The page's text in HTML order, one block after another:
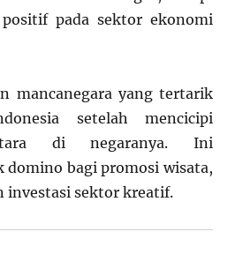
pada sektor ekonomi
mancanegara yang tertarik
setelah mencicipi
di negaranya. Ini
domino bagi promosi wisata,
investasi sektor kreatif.